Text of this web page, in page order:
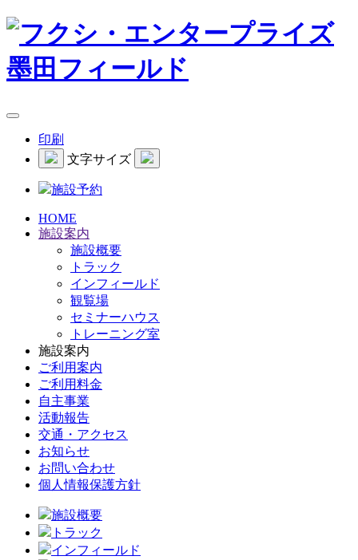
印刷
文字サイズ
施設予約
HOME
施設案内
施設概要
トラック
インフィールド
観覧場
セミナーハウス
トレーニング室
施設案内
ご利用案内
ご利用料金
自主事業
活動報告
交通・アクセス
お知らせ
お問い合わせ
個人情報保護方針
施設概要
トラック
インフィールド